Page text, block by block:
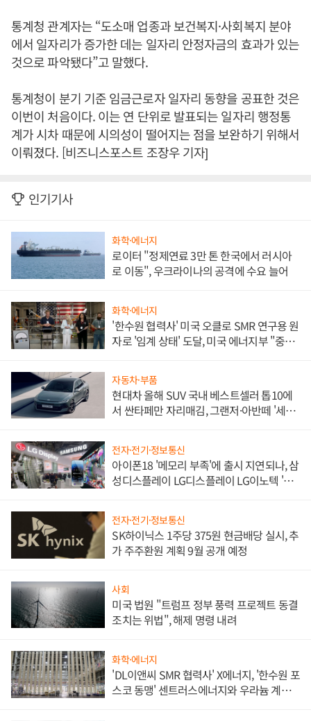
통계청 관계자는 “도소매 업종과 보건복지·사회복지 분야
에서 일자리가 증가한 데는 일자리 안정자금의 효과가 있는
것으로 파악됐다”고 말했다.
통계청이 분기 기준 임금근로자 일자리 동향을 공표한 것은
이번이 처음이다. 이는 연 단위로 발표되는 일자리 행정통
계가 시차 때문에 시의성이 떨어지는 점을 보완하기 위해서
이뤄졌다. [비즈니스포스트 조장우 기자]
인기기사
화학·에너지
로이터 "정제연료 3만 톤 한국에서 러시아
로 이동", 우크라이나의 공격에 수요 늘어
화학·에너지
'한수원 협력사' 미국 오클로 SMR 연구용 원
자로 '임계 상태' 도달, 미국 에너지부 "중요
자동차·부품
현대차 올해 SUV 국내 베스트셀러 톱10에
서 싼타페만 자리매김, 그랜저·아반떼 '세단
전자·전기·정보통신
아이폰18 '메모리 부족'에 출시 지연되나, 삼
성디스플레이 LG디스플레이 LG이노텍 '탈
전자·전기·정보통신
SK하이닉스 1주당 375원 현금배당 실시, 추
가 주주환원 계획 9월 공개 예정
사회
미국 법원 "트럼프 정부 풍력 프로젝트 동결
조치는 위법", 해제 명령 내려
화학·에너지
'DL이앤씨 SMR 협력사' X에너지, '한수원 포
스코 동맹' 센트러스에너지와 우라늄 계약